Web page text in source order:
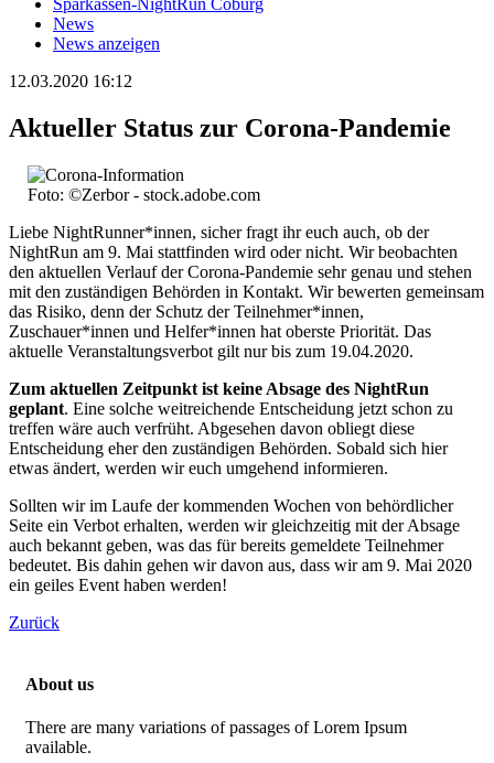
Sparkassen-NightRun Coburg
News
News anzeigen
12.03.2020 16:12
Aktueller Status zur Corona-Pandemie
Foto: ©Zerbor - stock.adobe.com
Liebe NightRunner*innen, sicher fragt ihr euch auch, ob der
NightRun am 9. Mai stattfinden wird oder nicht. Wir beobachten
den aktuellen Verlauf der Corona-Pandemie sehr genau und stehen
mit den zuständigen Behörden in Kontakt. Wir bewerten gemeinsam
das Risiko, denn der Schutz der Teilnehmer*innen,
Zuschauer*innen und Helfer*innen hat oberste Priorität. Das
aktuelle Veranstaltungsverbot gilt nur bis zum 19.04.2020.
Zum aktuellen Zeitpunkt ist keine Absage des NightRun
geplant. Eine solche weitreichende Entscheidung jetzt schon zu
treffen wäre auch verfrüht. Abgesehen davon obliegt diese
Entscheidung eher den zuständigen Behörden. Sobald sich hier
etwas ändert, werden wir euch umgehend informieren.
Sollten wir im Laufe der kommenden Wochen von behördlicher
Seite ein Verbot erhalten, werden wir gleichzeitig mit der Absage
auch bekannt geben, was das für bereits gemeldete Teilnehmer
bedeutet. Bis dahin gehen wir davon aus, dass wir am 9. Mai 2020
ein geiles Event haben werden!
Zurück
About us
There are many variations of passages of Lorem Ipsum
available.